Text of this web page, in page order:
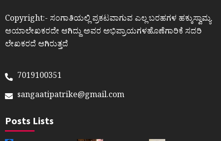
Copyright:- ಸಂಗಾತಿಯಲ್ಲಿ ಪ್ರಕಟವಾಗುವ ಎಲ್ಲ ಬರಹಗಳ ಹಕ್ಕುಸ್ವಾಮ್ಯ
ಆಯಾಲೇಖಕರದೇ ಆಗಿದ್ದು ಅವರ ಅಭಿಪ್ರಾಯಗಳಹೊಣೆಗಾರಿಕೆ ಸದರಿ
ಲೇಖಕರದೆ ಆಗಿರುತ್ತದೆ
7019100351
sangaatipatrike@gmail.com
Posts Lists